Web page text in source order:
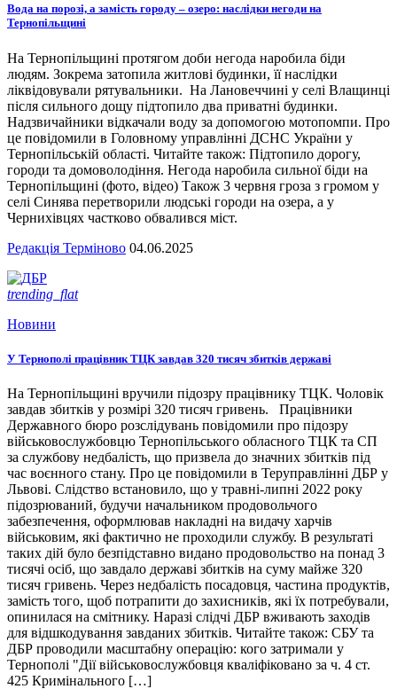
Вода на порозі, а замість городу – озеро: наслідки негоди на
Тернопільщині
На Тернопільщині протягом доби негода наробила біди
людям. Зокрема затопила житлові будинки, її наслідки
ліквідовували рятувальники. На Лановеччині у селі Влащинці
після сильного дощу підтопило два приватні будинки.
Надзвичайники відкачали воду за допомогою мотопомпи. Про
це повідомили в Головному управлінні ДСНС України у
Тернопільській області. Читайте також: Підтопило дорогу,
городи та домоволодіння. Негода наробила сильної біди на
Тернопільщині (фото, відео) Також 3 червня гроза з громом у
селі Синява перетворили людські городи на озера, а у
Чернихівцях частково обвалився міст.
Редакція Терміново 04.06.2025
trending_flat
Новини
У Тернополі працівник ТЦК завдав 320 тисяч збитків державі
На Тернопільщині вручили підозру працівнику ТЦК. Чоловік
завдав збитків у розмірі 320 тисяч гривень. Працівники
Державного бюро розслідувань повідомили про підозру
військовослужбовцю Тернопільського обласного ТЦК та СП
за службову недбалість, що призвела до значних збитків під
час воєнного стану. Про це повідомили в Теруправлінні ДБР у
Львові. Слідство встановило, що у травні-липні 2022 року
підозрюваний, будучи начальником продовольчого
забезпечення, оформлював накладні на видачу харчів
військовим, які фактично не проходили службу. В результаті
таких дій було безпідставно видано продовольство на понад 3
тисячі осіб, що завдало державі збитків на суму майже 320
тисяч гривень. Через недбалість посадовця, частина продуктів,
замість того, щоб потрапити до захисників, які їх потребували,
опинилася на смітнику. Наразі слідчі ДБР вживають заходів
для відшкодування завданих збитків. Читайте також: СБУ та
ДБР проводили масштабну операцію: кого затримали у
Тернополі "Дії військовослужбовця кваліфіковано за ч. 4 ст.
425 Кримінального […]